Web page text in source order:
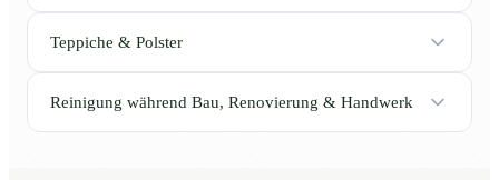
Teppiche & Polster
Reinigung während Bau, Renovierung & Handwerk